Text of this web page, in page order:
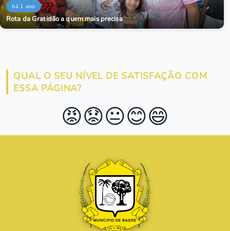
há 1 ano
Rota da Gratidão a quem mais precisa
QUAL O SEU NÍVEL DE SATISFAÇÃO COM
ESSA PÁGINA?
😡😟😐😊😄